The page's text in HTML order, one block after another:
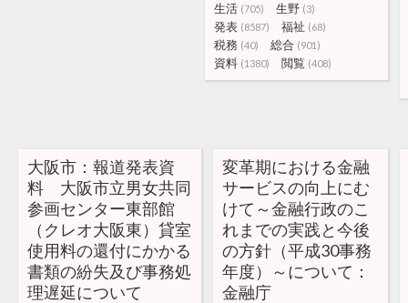
生活 (705) 生野 (3)
発表 (8587) 福祉 (68)
税務 (40) 総合 (901)
資料 (1380) 閲覧 (408)
大阪市：報道発表資
料 大阪市立男女共同
参画センター東部館
（クレオ大阪東）貸室
使用料の還付にかかる
書類の紛失及び事務処
理遅延について
変革期における金融
サービスの向上にむ
けて～金融行政のこ
れまでの実践と今後
の方針（平成30事務
年度）～について：
金融庁